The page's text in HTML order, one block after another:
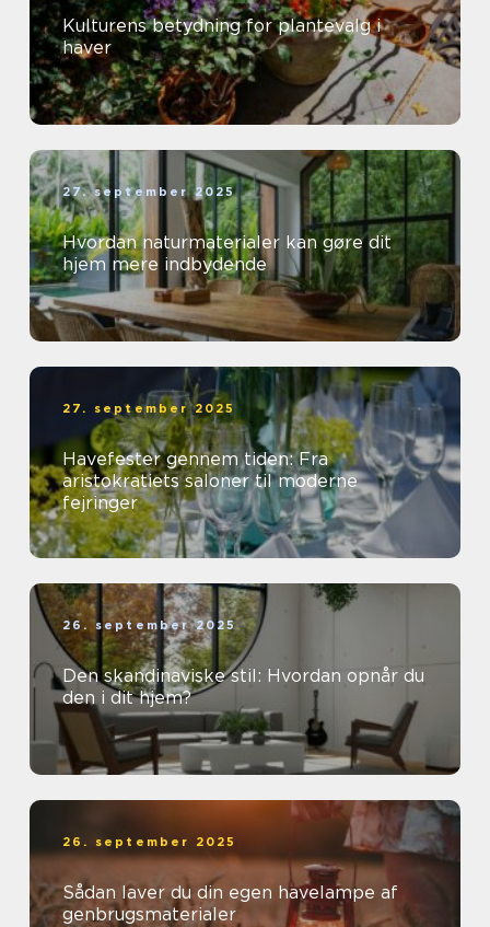
Kulturens betydning for plantevalg i
haver
27. september 2025
Hvordan naturmaterialer kan gøre dit
hjem mere indbydende
27. september 2025
Havefester gennem tiden: Fra
aristokratiets saloner til moderne
fejringer
26. september 2025
Den skandinaviske stil: Hvordan opnår du
den i dit hjem?
26. september 2025
Sådan laver du din egen havelampe af
genbrugsmaterialer